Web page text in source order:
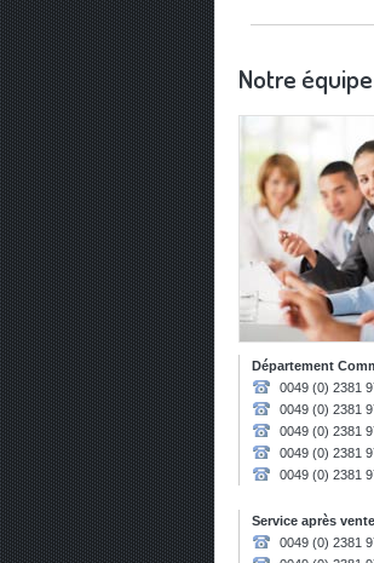
Notre équipe
Département
0049 (0) 2381
0049 (0) 2381
0049 (0) 2381
0049 (0) 2381
0049 (0) 2381
Service après
0049 (0) 2381